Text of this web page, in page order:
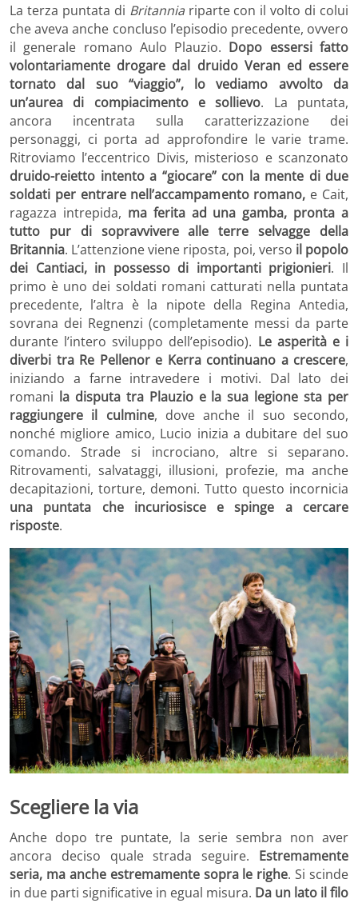
La terza puntata di Britannia riparte con il volto di colui
che aveva anche concluso l’episodio precedente, ovvero
il generale romano Aulo Plauzio. Dopo essersi fatto
volontariamente drogare dal druido Veran ed essere
tornato dal suo “viaggio”, lo vediamo avvolto da
un’aurea di compiacimento e sollievo. La puntata,
ancora incentrata sulla caratterizzazione dei
personaggi, ci porta ad approfondire le varie trame.
Ritroviamo l’eccentrico Divis, misterioso e scanzonato
druido-reietto intento a “giocare” con la mente di due
soldati per entrare nell’accampamento romano, e Cait,
ragazza intrepida, ma ferita ad una gamba, pronta a
tutto pur di sopravvivere alle terre selvagge della
Britannia. L’attenzione viene riposta, poi, verso il popolo
dei Cantiaci, in possesso di importanti prigionieri. Il
primo è uno dei soldati romani catturati nella puntata
precedente, l’altra è la nipote della Regina Antedia,
sovrana dei Regnenzi (completamente messi da parte
durante l’intero sviluppo dell’episodio). Le asperità e i
diverbi tra Re Pellenor e Kerra continuano a crescere,
iniziando a farne intravedere i motivi. Dal lato dei
romani la disputa tra Plauzio e la sua legione sta per
raggiungere il culmine, dove anche il suo secondo,
nonché migliore amico, Lucio inizia a dubitare del suo
comando. Strade si incrociano, altre si separano.
Ritrovamenti, salvataggi, illusioni, profezie, ma anche
decapitazioni, torture, demoni. Tutto questo incornicia
una puntata che incuriosisce e spinge a cercare
risposte.
Scegliere la via
Anche dopo tre puntate, la serie sembra non aver
ancora deciso quale strada seguire. Estremamente
seria, ma anche estremamente sopra le righe. Si scinde
in due parti significative in egual misura. Da un lato il filo